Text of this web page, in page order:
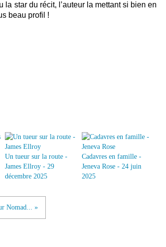
star du récit, l’auteur la mettant si bien en
beau profil !
Un tueur sur la route -
James Ellroy - 29
décembre 2025
Cadavres en famille -
Jeneva Rose - 24 juin
2025
Nomad... »